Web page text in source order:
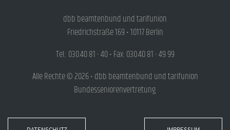
dbb beamtenbund und tarifunion
Friedrichstraße 169 • 10117 Berlin
Tel.: 030.40 81 - 40 • Fax: 030.40 81 - 49 99
Alle Rechte © 2026 • dbb beamtenbund und tarifunion
Bundesseniorenvertretung